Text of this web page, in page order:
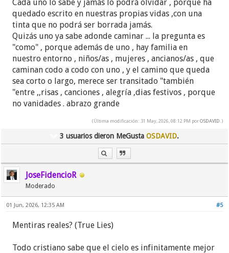
Cada uno lo sabe y jamás lo podrá olvidar , porque ha
quedado escrito en nuestras propias vidas ,con una
tinta que no podrá ser borrada jamás.
Quizás uno ya sabe adonde caminar ... la pregunta es
"como" , porque además de uno , hay familia en
nuestro entorno , niños/as , mujeres , ancianos/as , que
caminan codo a codo con uno , y el camino que queda
sea corto o largo, merece ser transitado "también
"entre ,,risas , canciones , alegría ,dias festivos , porque
no vanidades . abrazo grande
(Última modificación: 31 May, 2026, 08:12 PM porOSDAVID .)
3 usuarios dieron MeGustaOSDAVID.
JoseFidencioR
Moderado
#5
01 Jun, 2026, 12:35 AM
Mentiras reales? (True Lies)
Todo cristiano sabe que el cielo es infinitamente mejor